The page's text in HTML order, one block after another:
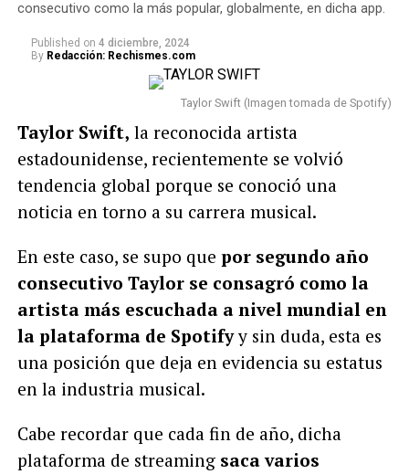
consecutivo como la más popular, globalmente, en dicha app.
Published on 4 diciembre, 2024
By Redacción: Rechismes.com
Taylor Swift (Imagen tomada de Spotify)
Taylor Swift, la reconocida artista
estadounidense, recientemente se volvió
tendencia global porque se conoció una
noticia en torno a su carrera musical.
En este caso, se supo que por segundo año
consecutivo Taylor se consagró como la
artista más escuchada a nivel mundial en
la plataforma de Spotifyy sin duda, esta es
una posición que deja en evidencia su estatus
en la industria musical.
Cabe recordar que cada fin de año, dicha
plataforma de streaming saca varios